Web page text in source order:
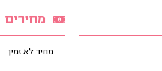
מחירים
מחיר לא זמין